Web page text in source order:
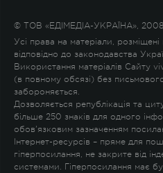
© ТОВ «ЕДІМЕДІА-УКРАЇНА»,
Усі права на матеріали,
відповідно до законодавства
Використання матеріалів Сайту
(в повному обсязі) без
забороняється.
Дозволяється републікація та
більше 250 знаків для одного
обов'язковим зазначенням
Інтернет-ресурсів – пряме для
гіперпосилання, не закрите від
системами. Гіперпосилання має